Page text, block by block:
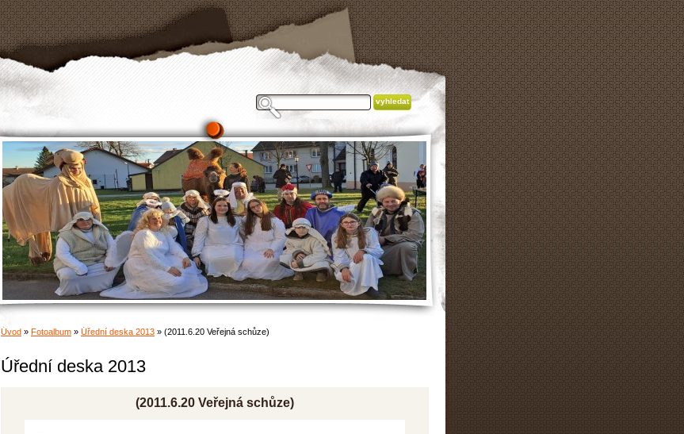
Úvod » Fotoalbum » Úřední deska 2013 » (2011.6.20 Veřejná schůze)
Úřední deska 2013
(2011.6.20 Veřejná schůze)